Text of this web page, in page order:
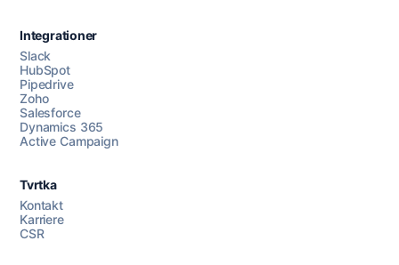
Razgovarajte s nama
Integrationer
Slack
HubSpot
Pipedrive
Zoho
Salesforce
Dynamics 365
Active Campaign
Tvrtka
Kontakt
Karriere
CSR